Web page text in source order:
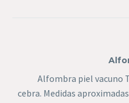
Alfombra piel vacuno
cebra. Medidas